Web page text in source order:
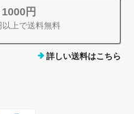
円
上で送料無料
詳しい送料はこちら